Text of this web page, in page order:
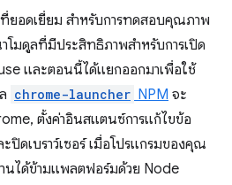
ยอดเยี่ยม สำหรับการทดสอบคุณภาพ
โมดูลที่มีประสิทธิภาพสำหรับการเปิด
และตอนนี้ได้แยกออกมาเพื่อใช้
chrome-launcher NPM จะ
ตั้งค่าอินสแตนซ์การแก้ไขข้อ
ปิดเบราว์เซอร์ เมื่อโปรแกรมของคุณ
นได้ข้ามแพลตฟอร์มด้วย Node